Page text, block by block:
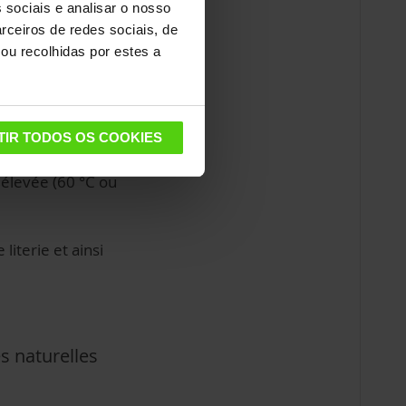
sociais e analisar o nosso
de redes sociais, de
recolhidas por estes a
TODOS OS COOKIES
(High Efficiency
d’acariens.
(60 °C ou
literie et ainsi
naturelles